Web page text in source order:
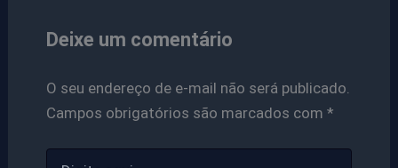
Deixe um comentário
O seu endereço de e-mail não será publicado.
Campos obrigatórios são marcados com *